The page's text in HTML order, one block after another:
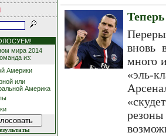
мира 2014
из:
Америки
или
Америка
вновь
много
«эль-